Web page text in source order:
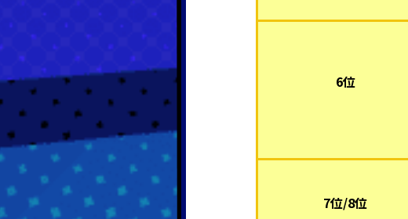
6位
7位/8位